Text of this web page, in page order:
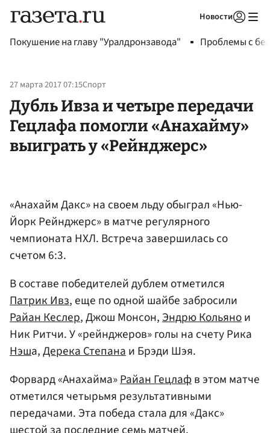
Новости
Покушение на главу "Уралдронзавода" Проблемы с
27 марта 2017 07:15Спорт
Дубль Ивза и четыре передачи
Гецлафа помогли «Анахайму»
выиграть у «Рейнджерс»
«Анахайм Дакс» на своем льду обыграл «Нью-
Йорк Рейнджерс» в матче регулярного
чемпионата НХЛ. Встреча завершилась со
счетом 6:3.
В составе победителей дублем отметился
Патрик Ивз, еще по одной шайбе забросили
Райан Кеслер, Джош Монсон,Эндрю Кольянои
Ник Ритчи. У «рейнджеров» голы на счету Рика
Нэша,Дерека Степанаи Брэди Шэя.
Форвард «Анахайма»Райан Гецлафв этом матче
отметился четырьмя результативными
передачами. Эта победа стала для «Дакс»